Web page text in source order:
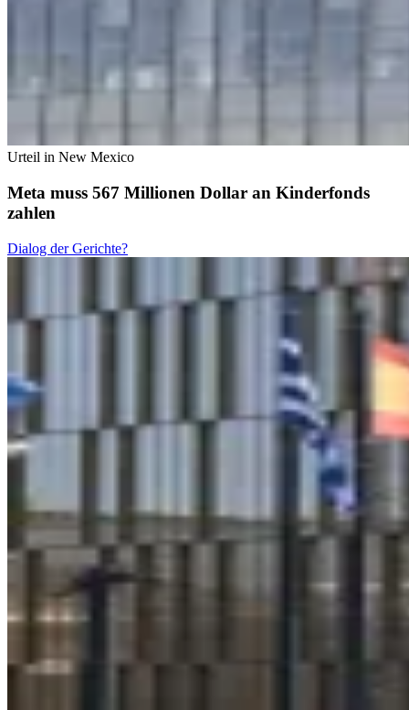
Urteil in New Mexico
Meta muss 567 Millionen Dollar an Kinderfonds
zahlen
Dialog der Gerichte?